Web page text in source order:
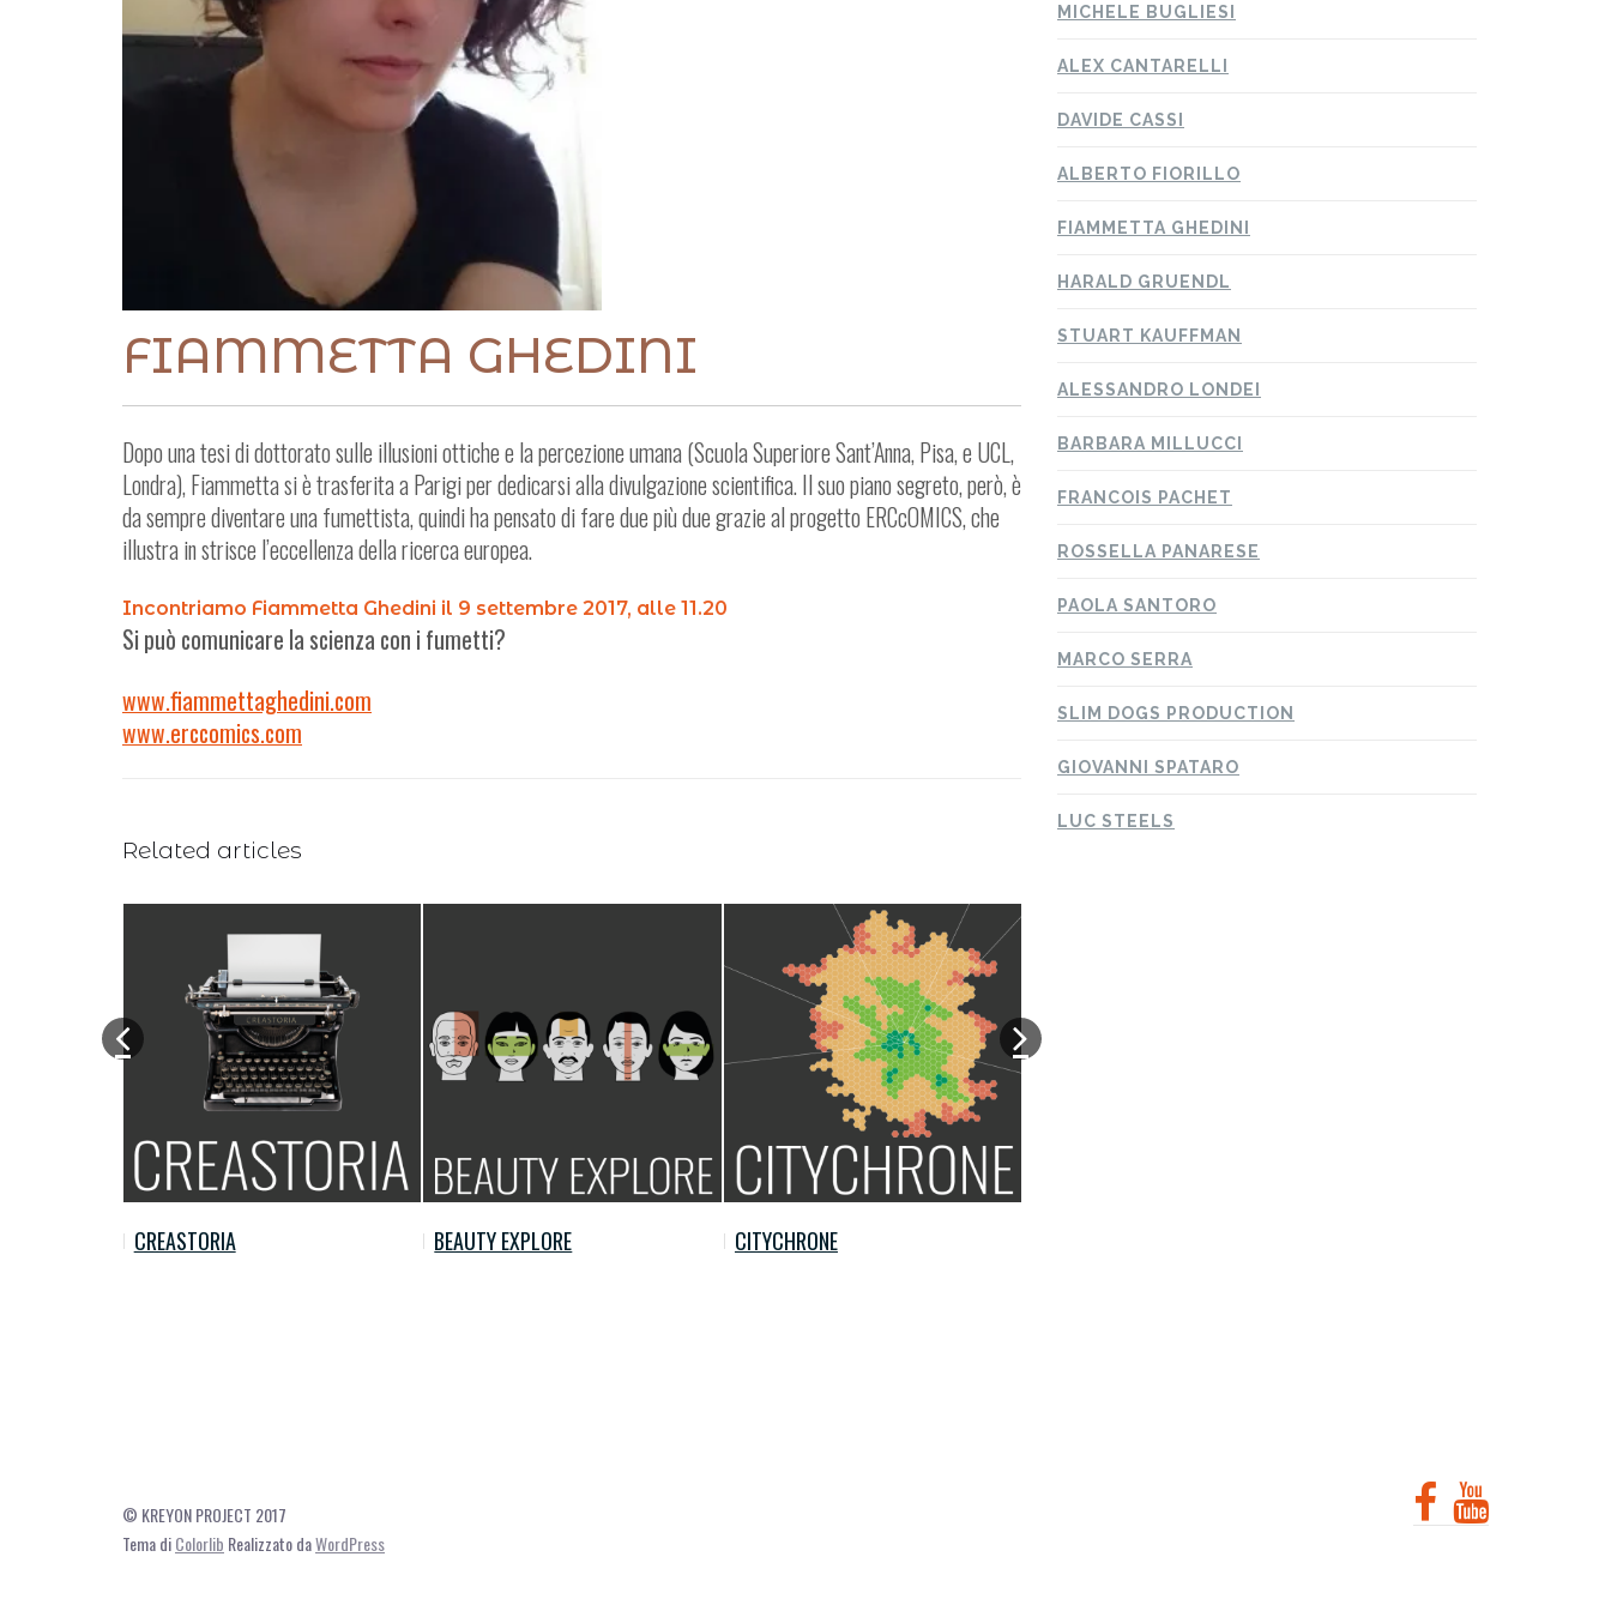
FIAMMETTA GHEDINI
Dopo una tesi di dottorato sulle illusioni ottiche e la percezione umana (Scuola Superiore Sant’Anna, Pisa, e UCL,
Londra), Fiammetta si è trasferita a Parigi per dedicarsi alla divulgazione scientifica. Il suo piano segreto, però, è
da sempre diventare una fumettista, quindi ha pensato di fare due più due grazie al progetto ERCcOMICS, che
illustra in strisce l’eccellenza della ricerca europea.
Incontriamo Fiammetta Ghedini il 9 settembre 2017, alle 11.20
Si può comunicare la scienza con i fumetti?
www.fiammettaghedini.com
www.erccomics.com
Related articles
CREASTORIA BEAUTY EXPLORE CITYCHRONE
MICHELE BUGLIESI
ALEX CANTARELLI
DAVIDE CASSI
ALBERTO FIORILLO
FIAMMETTA GHEDINI
HARALD GRUENDL
STUART KAUFFMAN
ALESSANDRO LONDEI
BARBARA MILLUCCI
FRANCOIS PACHET
ROSSELLA PANARESE
PAOLA SANTORO
MARCO SERRA
SLIM DOGS PRODUCTION
GIOVANNI SPATARO
LUC STEELS
© KREYON PROJECT 2017
Tema diColorlib Realizzato daWordPress